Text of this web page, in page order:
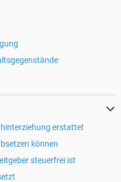
erstattet
können
steuerfrei ist